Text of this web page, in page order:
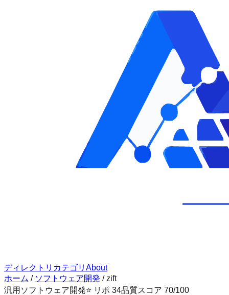
ディレクトリ カテゴリ About
ホーム / ソフトウェア開発 /zift
汎用 ソフトウェア開発⭐ リポ 34品質スコア 70/100